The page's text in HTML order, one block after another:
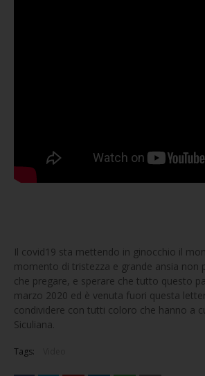
Il covid19 sta mettendo in ginocchio il
momento di tristezza e grande ansia non
che pregare, e sperare che tutto questo
marzo 2020 ed è venuta fuori questa
condividere con tutti coloro che hanno a
Siculiana.
Tags: